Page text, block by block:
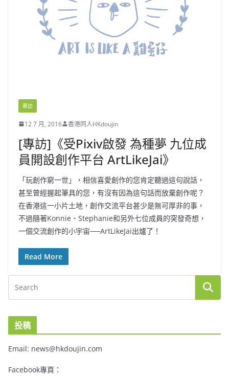
專訪
12 7 月, 2016 香港同人HKdoujin
[專訪]《受Pixiv啟發 為種夢 九位成
員開設創作平台 ArtLikeJai》
「玩創作窮一世」，相信喜愛創作的您肯定聽過這句說話，
甚至曾經握起筆具的您，有沒有因為這句話而放棄創作呢？
在香港這一小片土地，創作交流平台甚少是無可厚非的事，
不過隨著Konnie、Stephanie和另外七位成員的突發奇想，
一個交流創作的小宇宙──ArtLikeJai出爐了！
Read More
投稿
Email: news@hkdoujin.com
Facebook專頁：